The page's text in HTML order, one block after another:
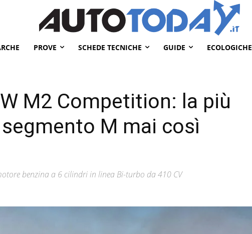
PROVE SCHEDE TECNICHE GUIDE ECOLOGICHE
M2 Competition: la più
M mai così
benzina a 6 cilindri in linea Bi-turbo da 410 CV